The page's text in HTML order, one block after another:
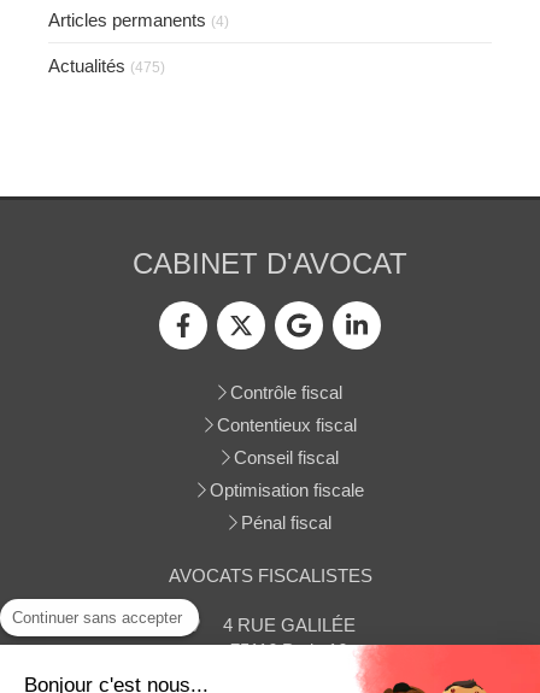
Articles permanents (4)
Actualités (475)
CABINET D'AVOCAT
Contrôle fiscal
Contentieux fiscal
Conseil fiscal
Optimisation fiscale
Pénal fiscal
AVOCATS FISCALISTES
4 RUE GALILÉE
75116 Paris 16
Afficher le téléphone
Continuer sans accepter
Bonjour c'est nous...